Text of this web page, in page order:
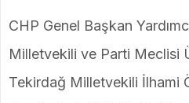
CHP Genel Başkan
Milletvekili ve Parti Meclisi
Tekirdağ Milletvekili İlhami